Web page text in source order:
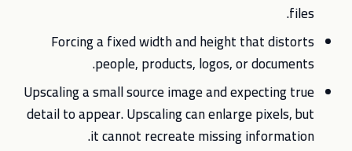
files.
Forcing a fixed width and height that distorts
people, products, logos, or documents.
Upscaling a small source image and expecting true
detail to appear. Upscaling can enlarge pixels, but
it cannot recreate missing information.